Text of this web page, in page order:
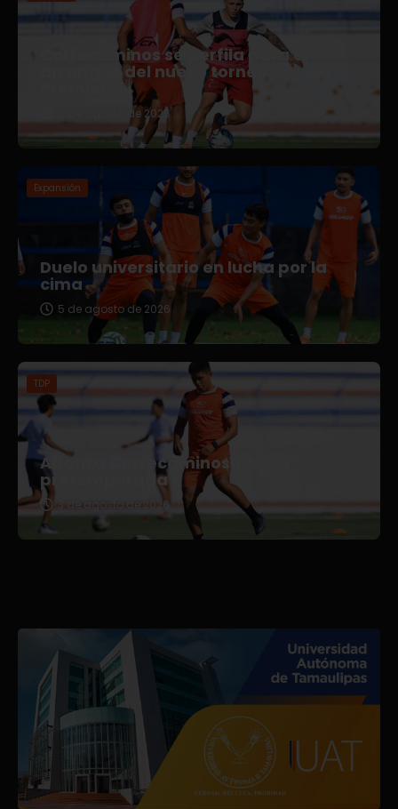
Correcaminos se perfila para el
arranque del nuevo torneo en Liga
5 de agosto de 2026
Expansión
Duelo universitario en lucha por la
cima
5 de agosto de 2026
TDP
Afianza Correcaminos TDP su
pretemporada
3 de agosto de 2026